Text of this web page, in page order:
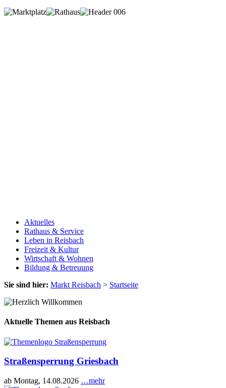
Aktuelles
Rathaus & Service
Leben in Reisbach
Freizeit & Kultur
Wirtschaft & Wohnen
Bildung & Betreuung
Sie sind hier: Markt Reisbach > Startseite
Aktuelle Themen aus Reisbach
Straßensperrung Griesbach
ab Montag, 14.08.2026 …mehr